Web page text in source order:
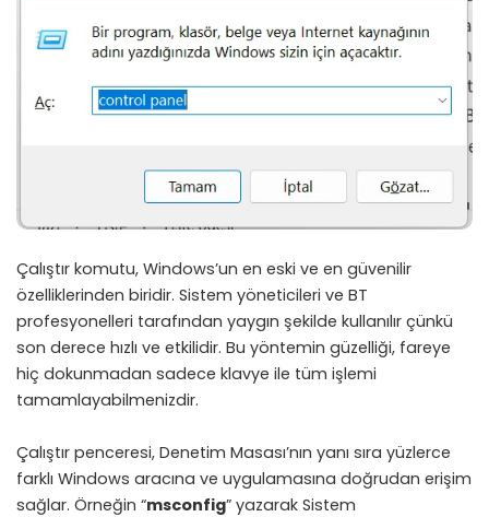
Çalıştır komutu, Windows’un en eski ve en güvenilir
özelliklerinden biridir. Sistem yöneticileri ve BT
profesyonelleri tarafından yaygın şekilde kullanılır çünkü
son derece hızlı ve etkilidir. Bu yöntemin güzelliği, fareye
hiç dokunmadan sadece klavye ile tüm işlemi
tamamlayabilmenizdir.
Çalıştır penceresi, Denetim Masası’nın yanı sıra yüzlerce
farklı Windows aracına ve uygulamasına doğrudan erişim
sağlar. Örneğin “msconfig” yazarak Sistem